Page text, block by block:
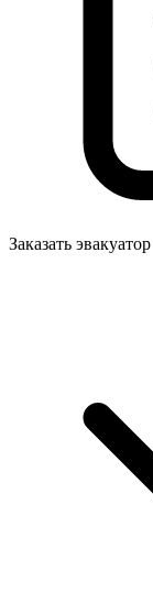
Заказать эвакуатор